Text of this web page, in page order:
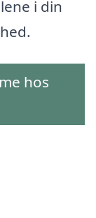
i din
hos